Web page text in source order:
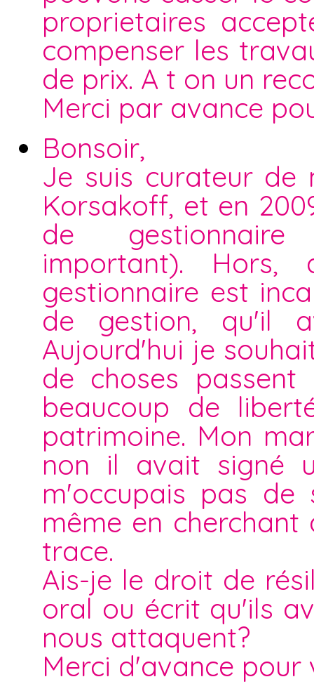
proprietaires
compenser les
de prix. A t on un
Merci par avance
Bonsoir,
Je suis curateur
Korsakoff, et en
de gestionnaire
important). Hors,
gestionnaire est
de gestion, qu'il
Aujourd'hui je
de choses
beaucoup de
patrimoine. Mon
non il avait signé
m'occupais pas
même en
trace.
Ais-je le droit de
oral ou écrit qu'ils
nous attaquent?
Merci d'avance pour